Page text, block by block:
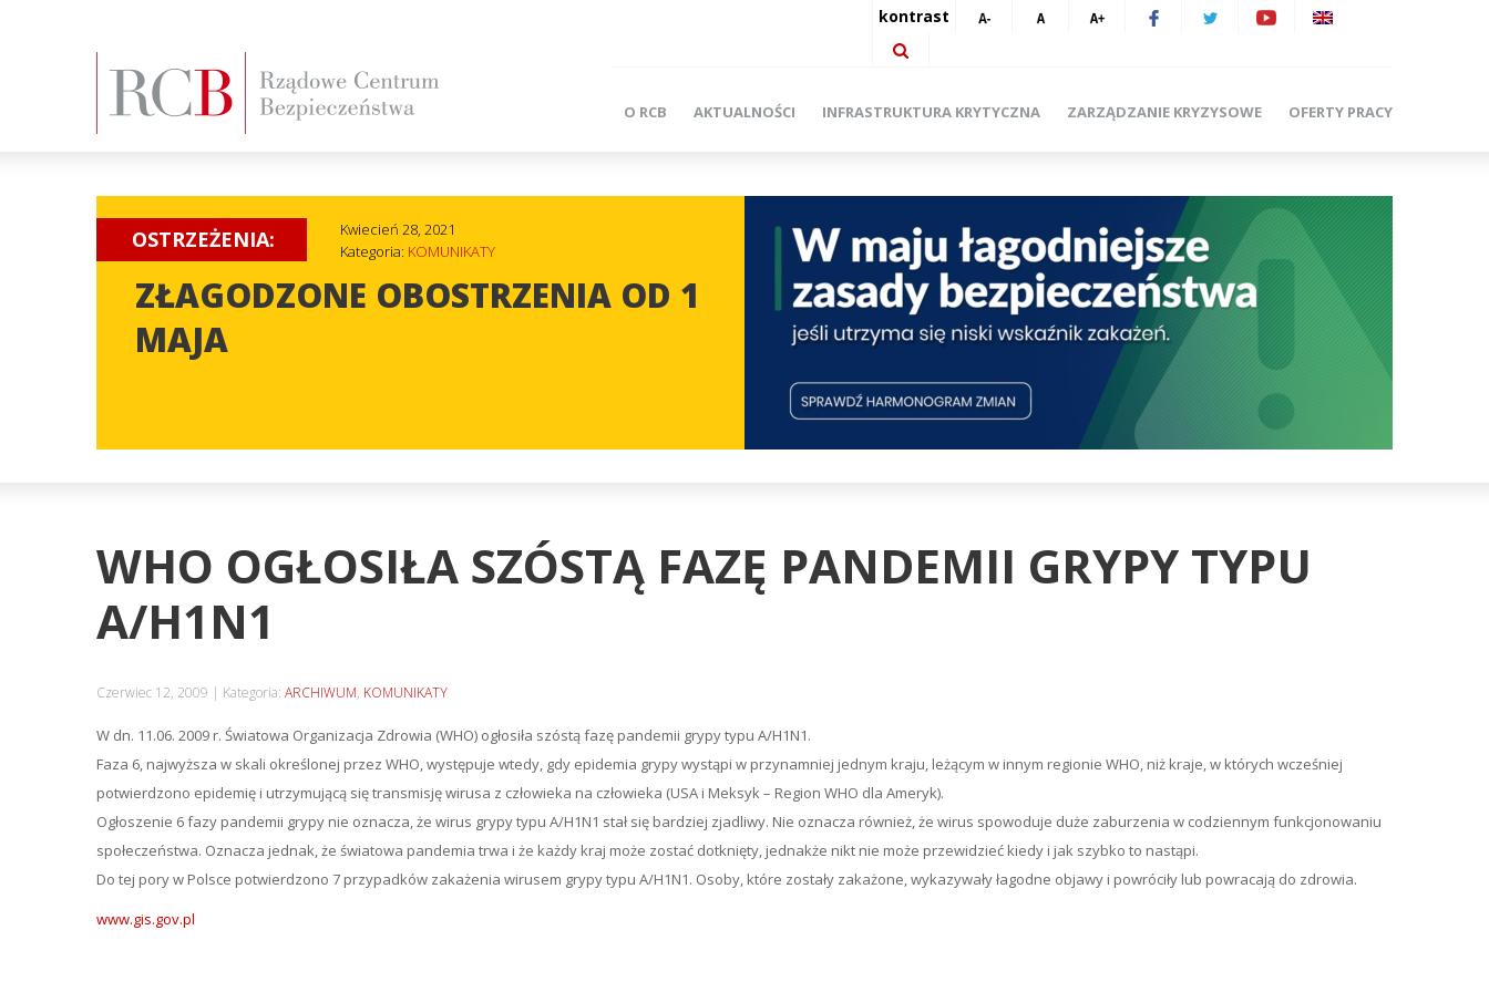
kontrast
O RCB AKTUALNOŚCI INFRASTRUKTURA KRYTYCZNA ZARZĄDZANIE KRYZYSOWE OFERTY PRACY
OSTRZEŻENIA:
Kwiecień 28, 2021
Kategoria: KOMUNIKATY
ZŁAGODZONE OBOSTRZENIA OD 1
MAJA
WHO OGŁOSIŁA SZÓSTĄ FAZĘ PANDEMII GRYPY TYPU
A/H1N1
Czerwiec 12, 2009 Kategoria: ARCHIWUM, KOMUNIKATY
W dn. 11.06. 2009 r. Światowa Organizacja Zdrowia (WHO) ogłosiła szóstą fazę pandemii grypy typu A/H1N1.
Faza 6, najwyższa w skali określonej przez WHO, występuje wtedy, gdy epidemia grypy wystąpi w przynamniej jednym kraju, leżącym w innym regionie WHO, niż kraje, w których wcześniej
potwierdzono epidemię i utrzymującą się transmisję wirusa z człowieka na człowieka (USA i Meksyk – Region WHO dla Ameryk).
Ogłoszenie 6 fazy pandemii grypy nie oznacza, że wirus grypy typu A/H1N1 stał się bardziej zjadliwy. Nie oznacza również, że wirus spowoduje duże zaburzenia w codziennym funkcjonowaniu
społeczeństwa. Oznacza jednak, że światowa pandemia trwa i że każdy kraj może zostać dotknięty, jednakże nikt nie może przewidzieć kiedy i jak szybko to nastąpi.
Do tej pory w Polsce potwierdzono 7 przypadków zakażenia wirusem grypy typu A/H1N1. Osoby, które zostały zakażone, wykazywały łagodne objawy i powróciły lub powracają do zdrowia.
www.gis.gov.pl